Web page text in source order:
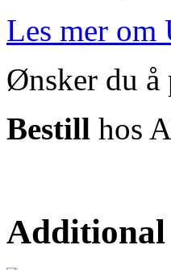
Les mer om
Ønsker du å
Bestill hos